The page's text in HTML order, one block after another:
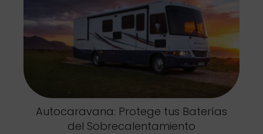
Autocaravana: Protege tus Baterías
del Sobrecalentamiento